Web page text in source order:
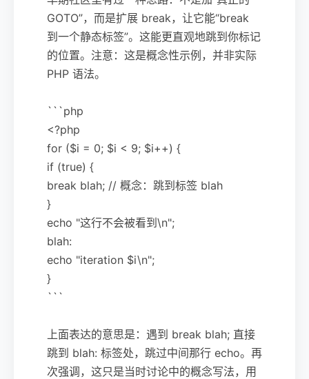
GOTO”，而是扩展 break，让它能“break
到一个静态标签”。这能更直观地跳到你标记
的位置。注意：这是概念性示例，并非实际
PHP 语法。
```php
<?php
for ($i = 0; $i < 9; $i++) {
if (true) {
break blah; // 概念：跳到标签 blah
}
echo "这行不会被看到\n";
blah:
echo "iteration $i\n";
}
```
上面表达的意思是：遇到 break blah; 直接
跳到 blah: 标签处，跳过中间那行 echo。再
次强调，这只是当时讨论中的概念写法，用